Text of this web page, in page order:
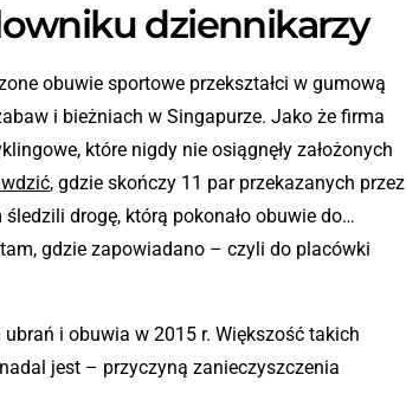
dziennikarzy
obuwie sportowe przekształci w gumową
i bieżniach w Singapurze. Jako że firma
które nigdy nie osiągnęły założonych
, gdzie skończy 11 par przekazanych przez
drogę, którą pokonało obuwie do…
gdzie zapowiadano – czyli do placówki
i obuwia w 2015 r. Większość takich
jest – przyczyną zanieczyszczenia